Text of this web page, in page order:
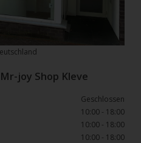
joy Shop Kleve
Geschlossen
10:00 - 18:00
10:00 - 18:00
10:00 - 18:00